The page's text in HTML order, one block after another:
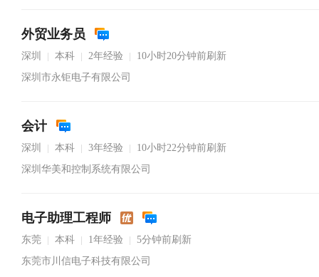
外贸业务员
深圳 本科 2年经验
10小时20分钟前刷新
深圳市永钜电子有限公司
会计
深圳 本科 3年经验
10小时22分钟前刷新
深圳华美和控制系统有限公司
电子助理工程师
东莞 本科 1年经验
5分钟前刷新
东莞市川信电子科技有限公司